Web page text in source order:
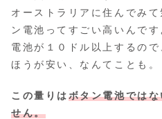
オーストラリアに住んでみ
ン電池ってすごい高いんです
電池が１０ドル以上するの
ほうが安い、なんてことも。
この量りはボタン電池では
せん。